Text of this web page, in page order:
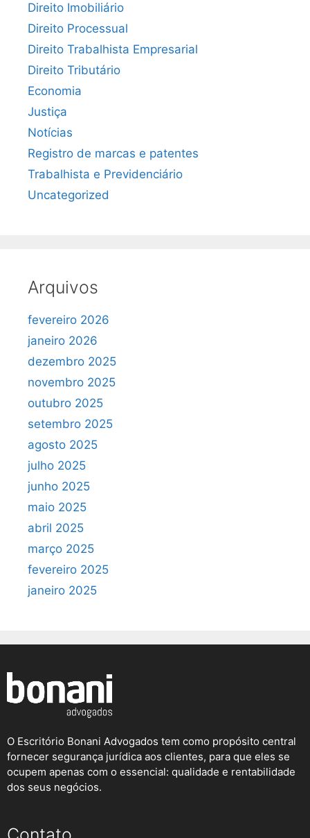
Direito Imobiliário
Direito Processual
Direito Trabalhista Empresarial
Direito Tributário
Economia
Justiça
Notícias
Registro de marcas e patentes
Trabalhista e Previdenciário
Uncategorized
Arquivos
fevereiro 2026
janeiro 2026
dezembro 2025
novembro 2025
outubro 2025
setembro 2025
agosto 2025
julho 2025
junho 2025
maio 2025
abril 2025
março 2025
fevereiro 2025
janeiro 2025
O Escritório Bonani Advogados tem como propósito central
fornecer segurança jurídica aos clientes, para que eles se
ocupem apenas com o essencial: qualidade e rentabilidade
dos seus negócios.